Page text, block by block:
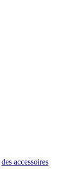
des accessoires